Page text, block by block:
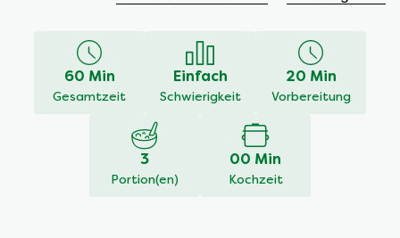
abgegeben60 Min
Gesamtzeit
Einfach
Schwierigkeit
20 Min
Vorbereitung
3
Portion(en)
00 Min
Kochzeit